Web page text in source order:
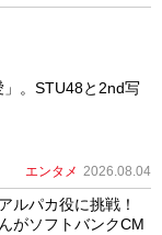
。STU48と2nd写
エンタメ 2026.08.04
ルパカ役に挑戦！
がソフトバンクCM